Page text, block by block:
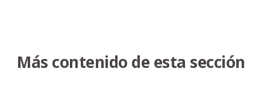
Más contenido de esta sección